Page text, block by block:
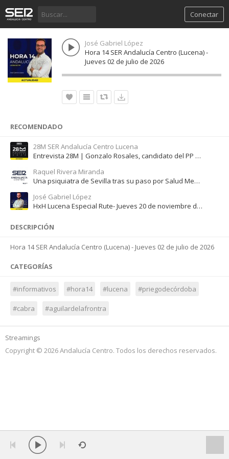
Conectar
José Gabriel López
Hora 14 SER Andalucía Centro (Lucena) -
Jueves 02 de julio de 2026
RECOMENDADO
28M SER Andalucía Centro Lucena
Entrevista 28M | Gonzalo Rosales, candidato del PP en Iznájar
Raquel Rivera Miranda
Una psiquiatra de Sevilla tras su paso por Salud Mental de Osuna: "Te da tristeza atender así"
José Gabriel López
HxH Lucena Especial Rute- Jueves 20 de noviembre de 2025
DESCRIPCIÓN
Hora 14 SER Andalucía Centro (Lucena) - Jueves 02 de julio de 2026
CATEGORÍAS
#informativos #hora14 #lucena #priegodecórdoba
#cabra #aguilardelafrontra
Streamings
Copyright © 2026 Andalucía Centro. Todos los derechos reservados.